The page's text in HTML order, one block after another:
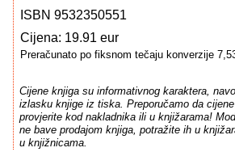
ISBN 9532350551
Cijena: 19.91 eur
Preračunato po fiksnom tečaju konverzije
Cijene knjiga su informativnog karaktera,
izlasku knjige iz tiska. Preporučamo da
provjerite kod nakladnika ili u knjižarama!
ne bave prodajom knjiga, potražite ih u
u knjižnicama.